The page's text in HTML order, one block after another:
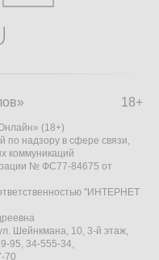
18+
(18+)
по надзору в сфере связи,
коммуникаций
№ ФС77-84675 от
"ИНТЕРНЕТ
Шейнкмана, 10, 3-й этаж,
95, 34-555-34,
70